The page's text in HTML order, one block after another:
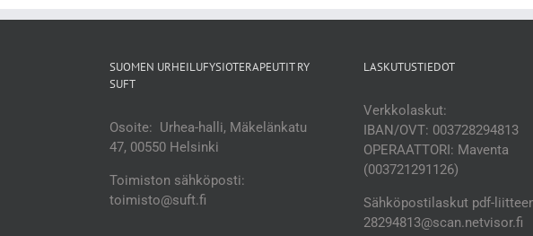
SUOMEN URHEILUFYSIOTERAPEUTIT RY
SUFT
Osoite: Urhea-halli, Mäkelänkatu
47, 00550 Helsinki
Toimiston sähköposti:
toimisto@suft.fi
LASKUTUSTIEDOT
Verkkolaskut:
IBAN/OVT: 003728294813
OPERAATTORI: Maventa
(003721291126)
Sähköpostilaskut pdf-
28294813@scan.netvisor.fi